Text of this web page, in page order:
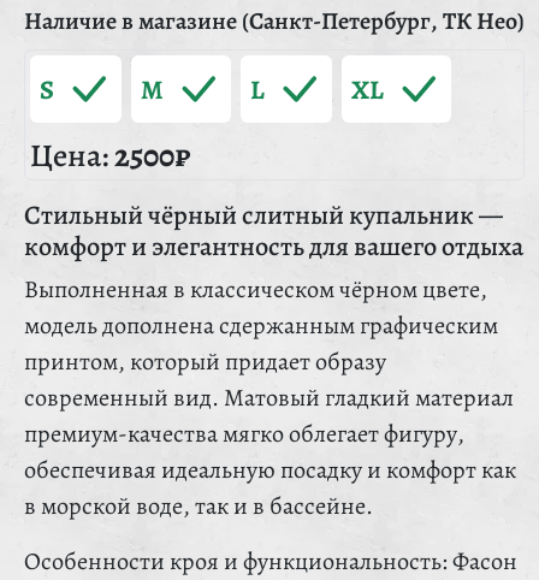
Наличие в магазине (Санкт-Петербург, ТК Нео)
S M L XL
Цена:2500₽
Стильный чёрный слитный купальник —
комфорт и элегантность для вашего отдыха
Выполненная в классическом чёрном цвете,
модель дополнена сдержанным графическим
принтом, который придает образу
современный вид. Матовый гладкий материал
премиум-качества мягко облегает фигуру,
обеспечивая идеальную посадку и комфорт как
в морской воде, так и в бассейне.
Особенности кроя и функциональность: Фасон